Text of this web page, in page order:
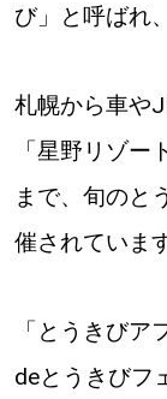
道東
KEYWORD
Sitakke編集部
【いろんな価値
び」と呼ばれ
札幌から車や
「星野リゾ
まで、旬のと
催されています
「とうきび
deとうきびフ